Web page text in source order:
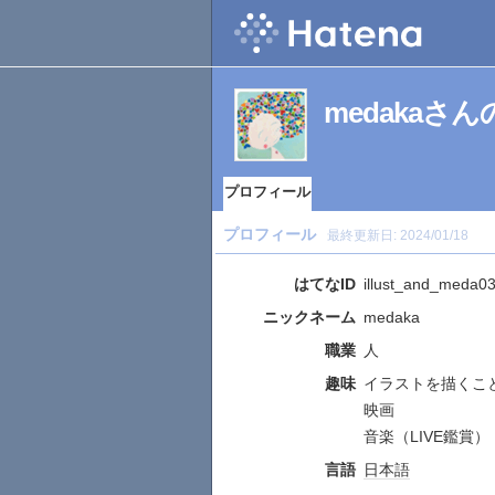
medakaさん
プロフィール
プロフィール 最終更新日: 2024/01/18
はてなID
ニックネーム medaka
職業 人
趣味 イラストを描くこ
映画
音楽（LIVE鑑賞）
言語 日本語